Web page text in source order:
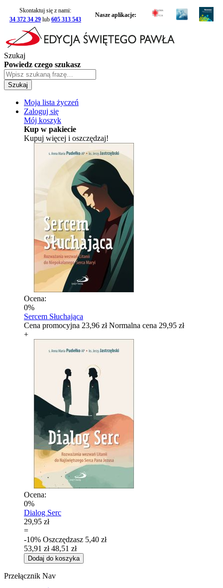
Skontaktuj się z nami:
34 372 34 29 lub 605 313 543
Nasze aplikacje:
Szukaj
Powiedz czego szukasz
Szukaj
Moja lista życzeń
Zaloguj się
Mój koszyk
Kup w pakiecie
Kupuj więcej i oszczędzaj!
Ocena:
0%
Sercem Słuchająca
Cena promocyjna 23,96 zł Normalna cena 29,95 zł
+
Ocena:
0%
Dialog Serc
29,95 zł
=
-10% Oszczędzasz 5,40 zł
53,91 zł 48,51 zł
Dodaj do koszyka
Przełącznik Nav